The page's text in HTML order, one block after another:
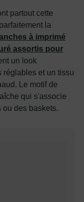
partout cette
la
à imprimé
assortis pour
un look
réglables et un tissu
Le motif de
qui s'associe
des baskets.